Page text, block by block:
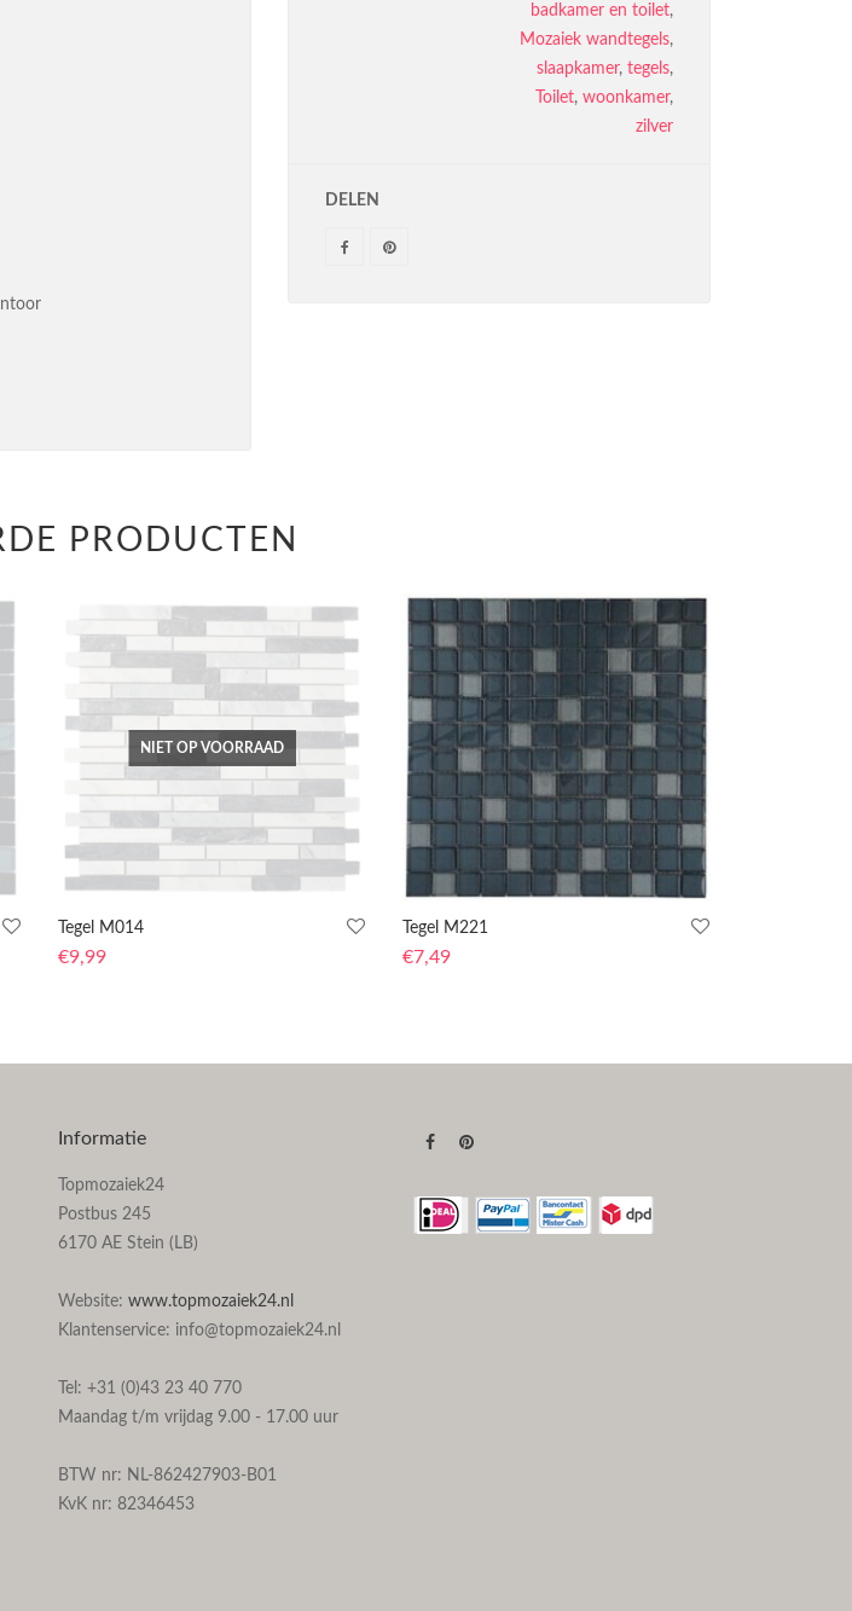
badkamer en toilet,
Mozaiek wandtegels,
slaapkamer, tegels,
Toilet, woonkamer,
zilver
DELEN
PRODUCTEN
NIET OP VOORRAAD
Tegel M014
€9,99
Tegel M221
€7,49
Informatie
Topmozaiek24
Postbus 245
6170 AE Stein (LB)
Website: www.topmozaiek24.nl
Klantenservice: info@topmozaiek24.nl
Tel: +31 (0)43 23 40 770
Maandag t/m vrijdag 9.00 - 17.00 uur
BTW nr: NL-862427903-B01
KvK nr: 82346453